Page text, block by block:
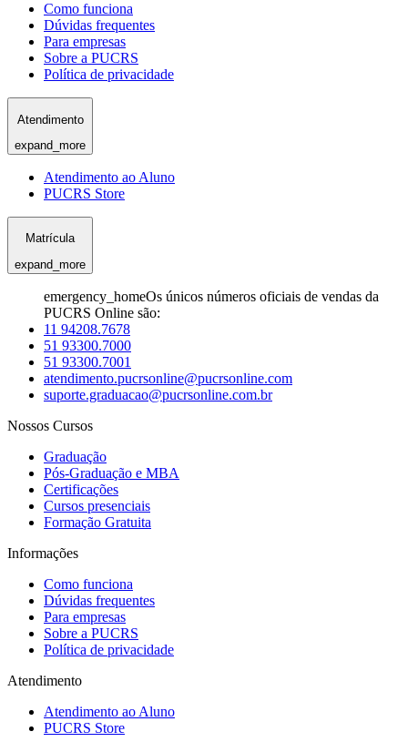
Como funciona
Dúvidas frequentes
Para empresas
Sobre a PUCRS
Política de privacidade
Atendimento
expand_more
Atendimento ao Aluno
PUCRS Store
Matrícula
expand_more
emergency_homeOs únicos números oficiais de vendas da
PUCRS Online são:
11 94208.7678
51 93300.7000
51 93300.7001
atendimento.pucrsonline@pucrsonline.com
suporte.graduacao@pucrsonline.com.br
Nossos Cursos
Graduação
Pós-Graduação e MBA
Certificações
Cursos presenciais
Formação Gratuita
Informações
Como funciona
Dúvidas frequentes
Para empresas
Sobre a PUCRS
Política de privacidade
Atendimento
Atendimento ao Aluno
PUCRS Store